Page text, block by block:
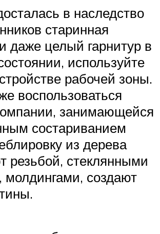
в наследство
старинная
даже целый гарнитур в
используйте
рабочей зоны.
воспользоваться
занимающейся
состариванием
из дерева
резьбой, стеклянными
молдингами, создают